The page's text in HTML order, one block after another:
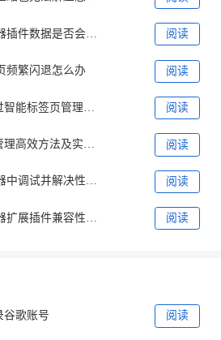
阅读
频繁闪退怎么办 阅读
阅读
阅读
如何在Chrome浏览器中调试并解决性能瓶颈 阅读
阅读
谷歌账号 阅读